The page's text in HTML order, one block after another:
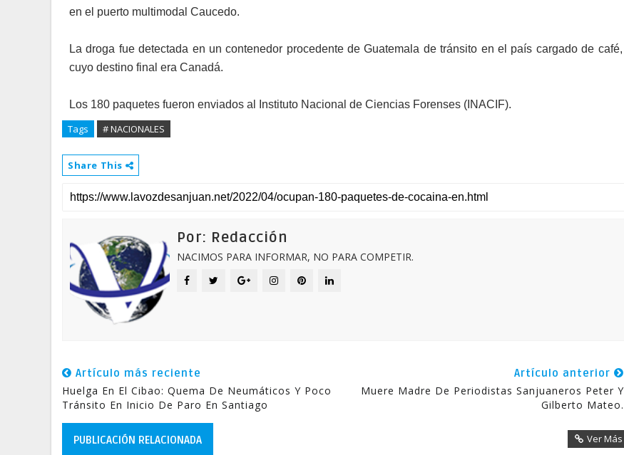
en el puerto multimodal Caucedo.
La droga fue detectada en un contenedor procedente de Guatemala de tránsito en el país cargado de café,
cuyo destino final era Canadá.
Los 180 paquetes fueron enviados al Instituto Nacional de Ciencias Forenses (INACIF).
Tags # NACIONALES
Share This
Por: Redacción
NACIMOS PARA INFORMAR, NO PARA COMPETIR.
Artículo más reciente
Huelga En El Cibao: Quema De Neumáticos Y Poco
Tránsito En Inicio De Paro En Santiago
Artículo anterior
Muere Madre De Periodistas Sanjuaneros Peter Y
Gilberto Mateo.
PUBLICACIÓN RELACIONADA Ver Más